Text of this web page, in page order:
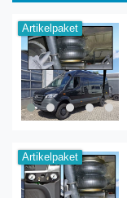
Artikelpaket
Artikelpaket